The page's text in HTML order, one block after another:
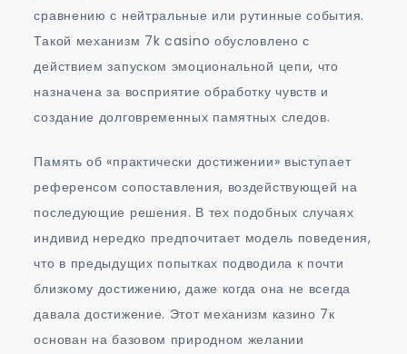
сравнению с нейтральные или рутинные события.
Такой механизм 7k casino обусловлено с
действием запуском эмоциональной цепи, что
назначена за восприятие обработку чувств и
создание долговременных памятных следов.
Память об «практически достижении» выступает
референсом сопоставления, воздействующей на
последующие решения. В тех подобных случаях
индивид нередко предпочитает модель поведения,
что в предыдущих попытках подводила к почти
близкому достижению, даже когда она не всегда
давала достижение. Этот механизм казино 7к
основан на базовом природном желании